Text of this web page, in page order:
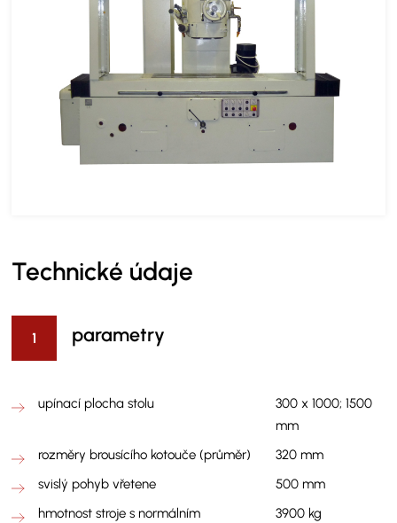
Technické údaje
parametry
upínací plocha stolu
300 x 1000; 1500
mm
rozměry brousícího kotouče (průměr)
320 mm
svislý pohyb vřetene
500 mm
hmotnost stroje s normálním
3900 kg